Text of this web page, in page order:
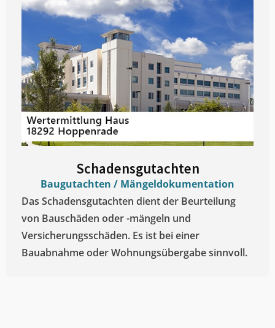
Schadensgutachten
Baugutachten / Mängeldokumentation
Das Schadensgutachten dient der Beurteilung
von Bauschäden oder -mängeln und
Versicherungsschäden. Es ist bei einer
Bauabnahme oder Wohnungsübergabe sinnvoll.